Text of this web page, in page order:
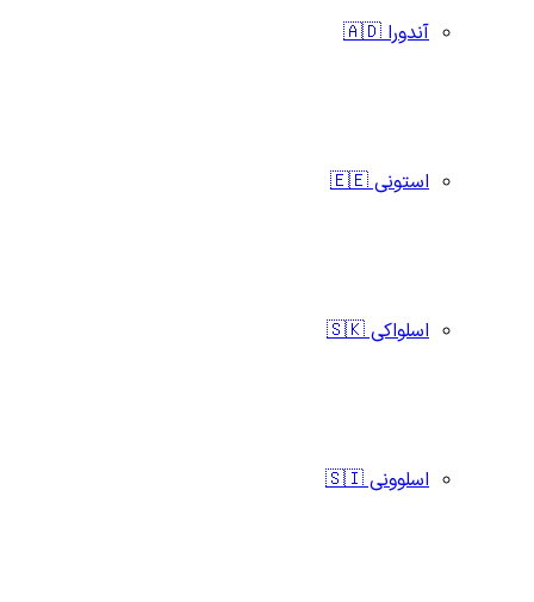
آندورا 🇦🇩
استونی 🇪🇪
اسلواکی 🇸🇰
اسلوونی 🇸🇮